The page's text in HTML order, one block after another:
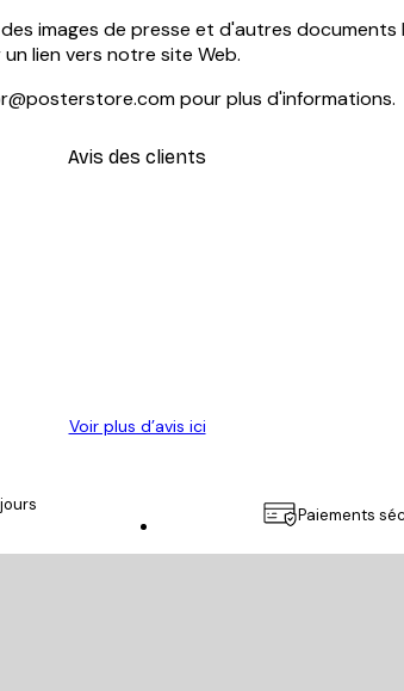
images de presse et d'autres documents
lien vers notre site Web.
pour plus d'informations.
Avis des clients
Voir plus d’avis ici
Paiements